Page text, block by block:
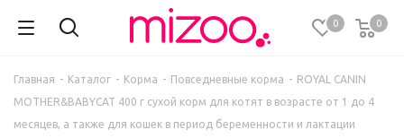
0 0
Главная - Каталог - Корма - Повседневные корма - ROYAL CANIN
MOTHER&BABYCAT 400 г сухой корм для котят в возрасте от 1 до 4
месяцев, а также для кошек в период беременности и лактации